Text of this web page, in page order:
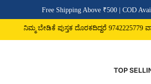
Free Shipping Above ₹500 | COD
ನಿಮ್ಮ ಬೇಡಿಕೆ ಪುಸ್ತಕ ದೊರಕದಿದ್ದರೆ 9742225779
TOP